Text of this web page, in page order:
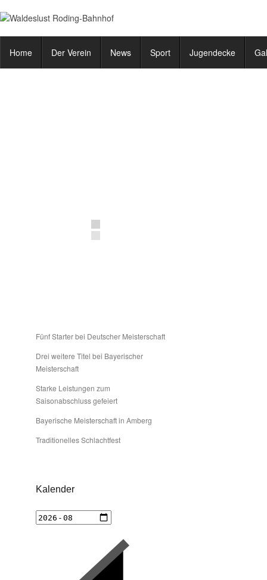
Home Der Verein News Sport Jugendecke
Fünf Starter bei Deutscher Meisterschaft
Drei weitere Titel bei Bayerischer
Meisterschaft
Starke Leistungen zum
Saisonabschluss gefeiert
Bayerische Meisterschaft in Amberg
Traditionelles Schlachtfest
Kalender